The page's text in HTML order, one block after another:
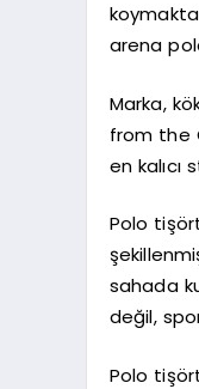
arena
Marka,
from the
en kalıcı
Polo
sahada
değil,
Polo